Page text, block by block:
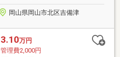
岡山県岡山市北区吉備津
3.10万円
管理費2,000円